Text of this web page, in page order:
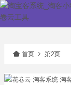
首页 第2页